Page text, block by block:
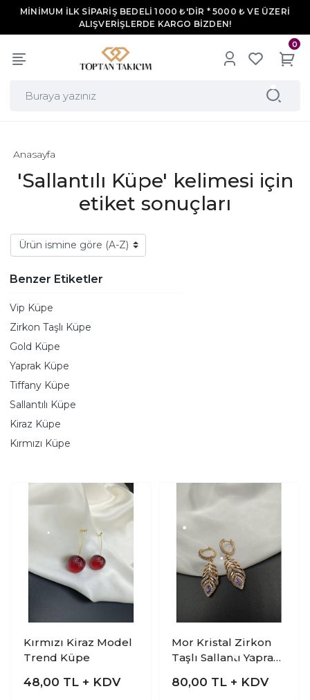
MİNİMUM İLK SİPARİŞ BEDELİ 1000 ₺'DİR * 5000 ₺ VE ÜZERİ
ALIŞVERİŞLERDE KARGO BİZDEN!
0
'Sallantılı Küpe' kelimesi için
etiket sonuçları
Anasayfa
Benzer Etiketler
Vip Küpe
Zirkon Taşlı Küpe
Gold Küpe
Yaprak Küpe
Tiffany Küpe
Sallantılı Küpe
Kiraz Küpe
Kırmızı Küpe
Kırmızı Kiraz Model
Trend Küpe
48,00 TL + KDV
Mor Kristal Zirkon
Taşlı Sallantı Yaprak
80,00 TL + KDV